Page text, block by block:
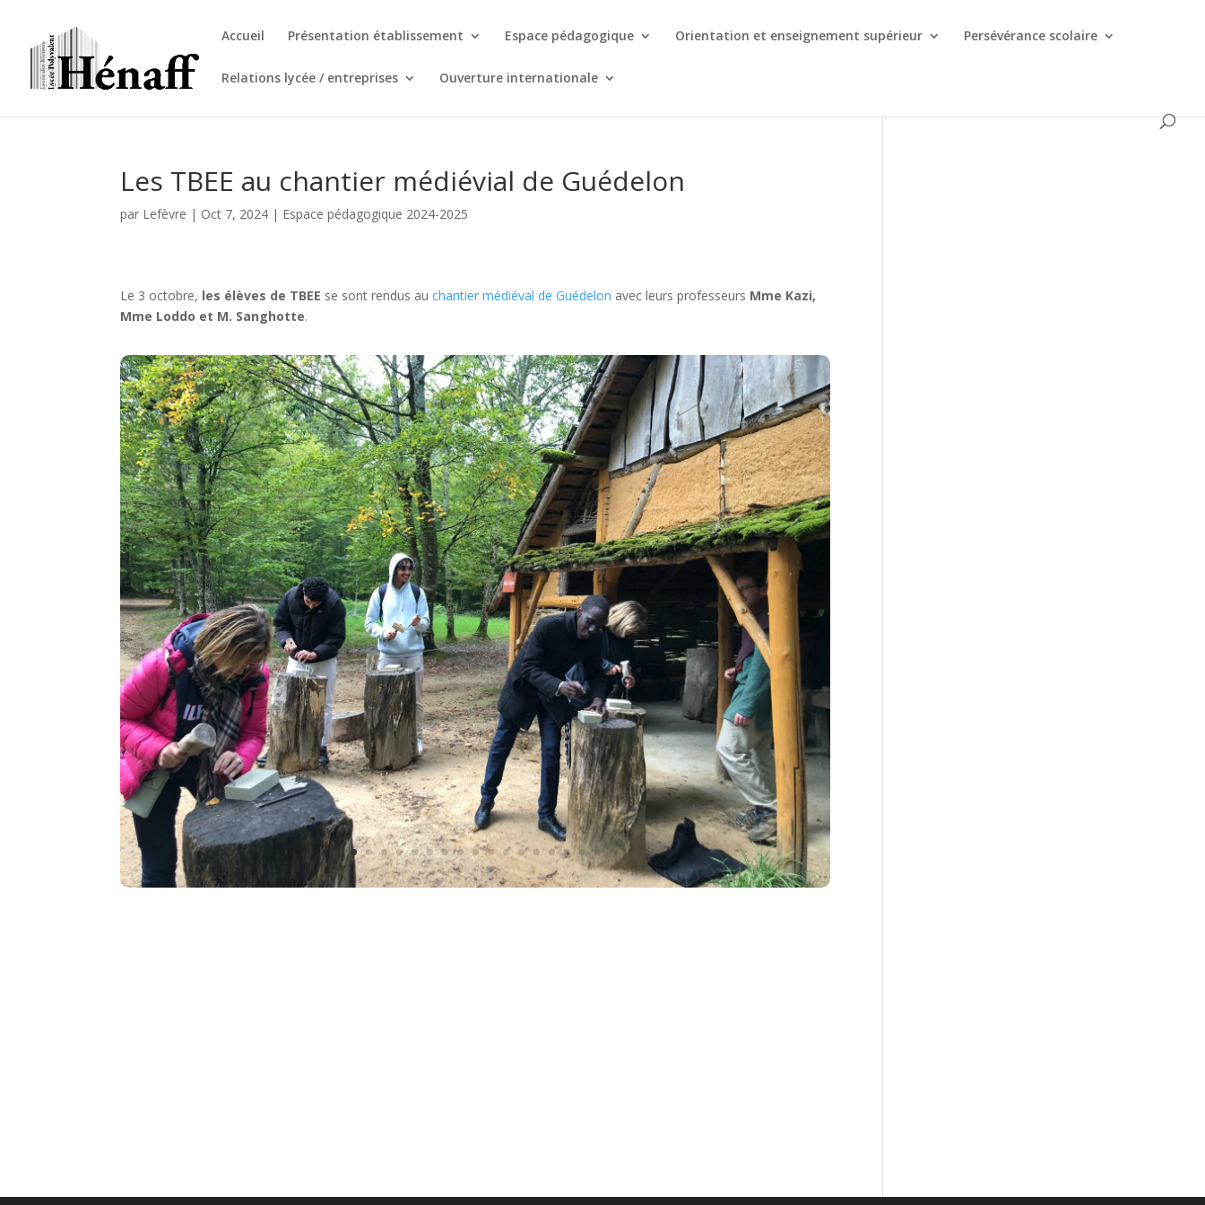
Accueil Présentation établissement Espace pédagogique Orientation et enseignement supérieur Persévérance scolaire
Relations lycée / entreprises Ouverture internationale
Les TBEE au chantier médiévial de Guédelon
par Lefèvre | Oct 7, 2024 | Espace pédagogique 2024-2025
Le 3 octobre, les élèves de TBEE se sont rendus auchantier médiéval de Guédelon avec leurs professeurs Mme Kazi,
Mme Loddo et M. Sanghotte.